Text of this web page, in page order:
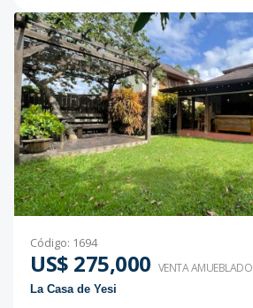
Código: 1694
US$ 275,000 VENTA AMUEBLADO
La Casa de Yesi